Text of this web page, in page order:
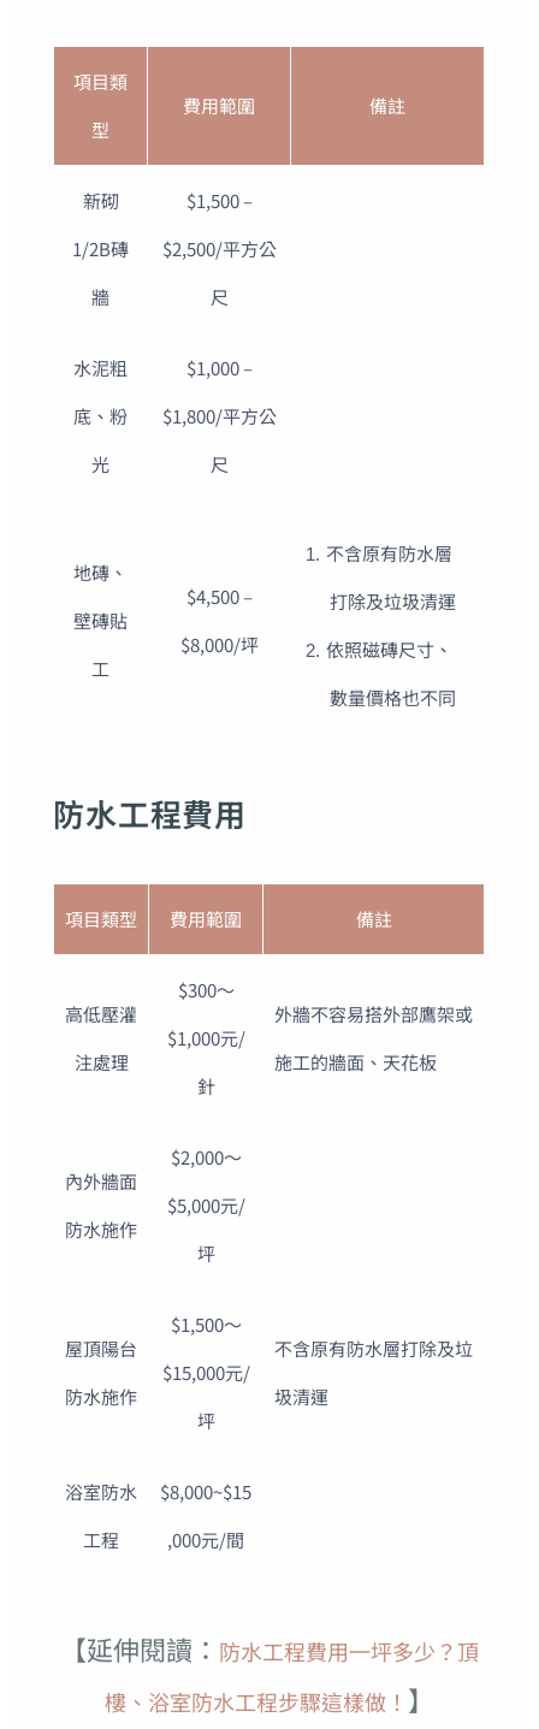
項目類
型
費用範圍 備註
新砌
1/2B磚
牆
$1,500 –
$2,500/平方公
尺
水泥粗
底、粉
光
$1,000 –
$1,800/平方公
尺
地磚、
壁磚貼
工
$4,500 –
$8,000/坪
不含原有防水層
打除及垃圾清運
依照磁磚尺寸、
數量價格也不同
防水工程費用
項目類型 費用範圍 備註
高低壓灌
注處理
$300～
$1,000元/
針
外牆不容易搭外部鷹架或
施工的牆面、天花板
內外牆面
防水施作
$2,000～
$5,000元/
坪
屋頂陽台
防水施作
$1,500～
$15,000元/
坪
不含原有防水層打除及垃
圾清運
浴室防水
工程
$8,000~$15
,000元/間
【延伸閱讀： 防水工程費用一坪多少？頂
樓、浴室防水工程步驟這樣做！ 】